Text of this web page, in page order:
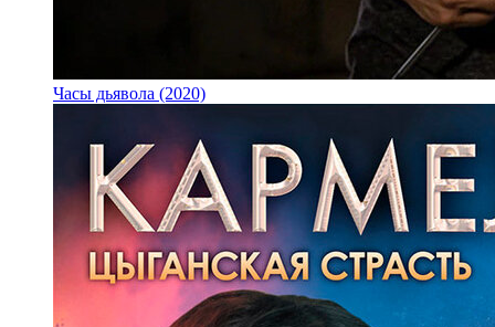
Часы дьявола (2020)